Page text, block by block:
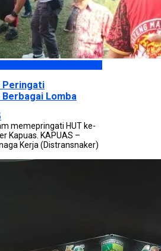
Peringati
Lomba
memepringati HUT ke-
Kapuas. KAPUAS –
Kerja (Distransnaker)